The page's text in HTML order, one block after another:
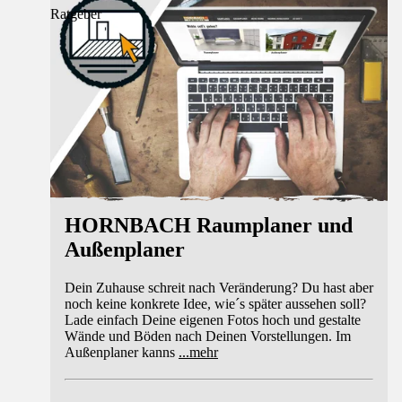
Ratgeber
HORNBACH Raumplaner und
Außenplaner
Dein Zuhause schreit nach Veränderung? Du hast aber
noch keine konkrete Idee, wie´s später aussehen soll?
Lade einfach Deine eigenen Fotos hoch und gestalte
Wände und Böden nach Deinen Vorstellungen. Im
Außenplaner kanns ...mehr